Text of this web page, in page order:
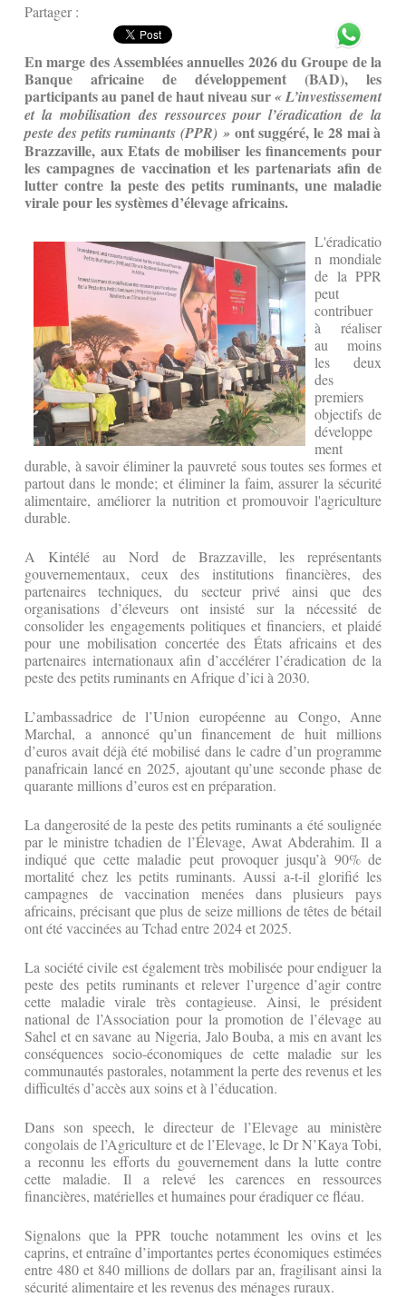
Partager :
En marge des Assemblées annuelles 2026 du Groupe de la
Banque africaine de développement (BAD), les
participants au panel de haut niveau sur« L’investissement
et la mobilisation des ressources pour l’éradication de la
peste des petits ruminants (PPR) » ont suggéré, le 28 mai à
Brazzaville, aux Etats de mobiliser les financements pour
les campagnes de vaccination et les partenariats afin de
lutter contre la peste des petits ruminants, une maladie
virale pour les systèmes d’élevage africains.
L'éradicatio
n mondiale
de la PPR
peut
contribuer
à réaliser
au moins
les deux
des
premiers
objectifs de
développe
ment
durable, à savoir éliminer la pauvreté sous toutes ses formes et
partout dans le monde; et éliminer la faim, assurer la sécurité
alimentaire, améliorer la nutrition et promouvoir l'agriculture
durable.
A Kintélé au Nord de Brazzaville, les représentants
gouvernementaux, ceux des institutions financières, des
partenaires techniques, du secteur privé ainsi que des
organisations d’éleveurs ont insisté sur la nécessité de
consolider les engagements politiques et financiers, et plaidé
pour une mobilisation concertée des États africains et des
partenaires internationaux afin d’accélérer l’éradication de la
peste des petits ruminants en Afrique d’ici à 2030.
L’ambassadrice de l’Union européenne au Congo, Anne
Marchal, a annoncé qu’un financement de huit millions
d’euros avait déjà été mobilisé dans le cadre d’un programme
panafricain lancé en 2025, ajoutant qu’une seconde phase de
quarante millions d’euros est en préparation.
La dangerosité de la peste des petits ruminants a été soulignée
par le ministre tchadien de l’Élevage, Awat Abderahim. Il a
indiqué que cette maladie peut provoquer jusqu’à 90% de
mortalité chez les petits ruminants. Aussi a-t-il glorifié les
campagnes de vaccination menées dans plusieurs pays
africains, précisant que plus de seize millions de têtes de bétail
ont été vaccinées au Tchad entre 2024 et 2025.
La société civile est également très mobilisée pour endiguer la
peste des petits ruminants et relever l’urgence d’agir contre
cette maladie virale très contagieuse. Ainsi, le président
national de l’Association pour la promotion de l’élevage au
Sahel et en savane au Nigeria, Jalo Bouba, a mis en avant les
conséquences socio-économiques de cette maladie sur les
communautés pastorales, notamment la perte des revenus et les
difficultés d’accès aux soins et à l’éducation.
Dans son speech, le directeur de l’Elevage au ministère
congolais de l’Agriculture et de l’Elevage, le Dr N’Kaya Tobi,
a reconnu les efforts du gouvernement dans la lutte contre
cette maladie. Il a relevé les carences en ressources
financières, matérielles et humaines pour éradiquer ce fléau.
Signalons que la PPR touche notamment les ovins et les
caprins, et entraîne d’importantes pertes économiques estimées
entre 480 et 840 millions de dollars par an, fragilisant ainsi la
sécurité alimentaire et les revenus des ménages ruraux.